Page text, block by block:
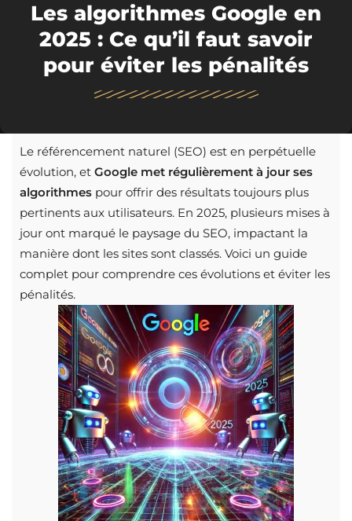
Les algorithmes Google en
2025 : Ce qu’il faut savoir
pour éviter les pénalités
Le référencement naturel (SEO) est en perpétuelle
évolution, et Google met régulièrement à jour ses
algorithmes pour offrir des résultats toujours plus
pertinents aux utilisateurs. En 2025, plusieurs mises à
jour ont marqué le paysage du SEO, impactant la
manière dont les sites sont classés. Voici un guide
complet pour comprendre ces évolutions et éviter les
pénalités.